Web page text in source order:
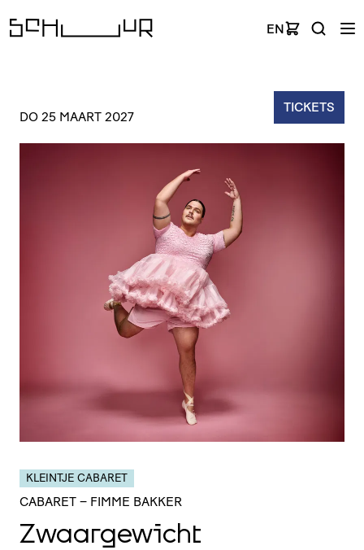
EN
TICKETS
DO 25 MAART 2027
KLEINTJE CABARET
CABARET – FIMME BAKKER
Zwaar­ge­wicht